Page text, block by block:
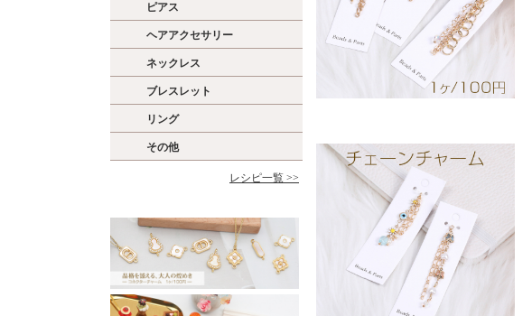
ピアス
ヘアアクセサリー
ネックレス
ブレスレット
リング
その他
レシピ一覧 >>